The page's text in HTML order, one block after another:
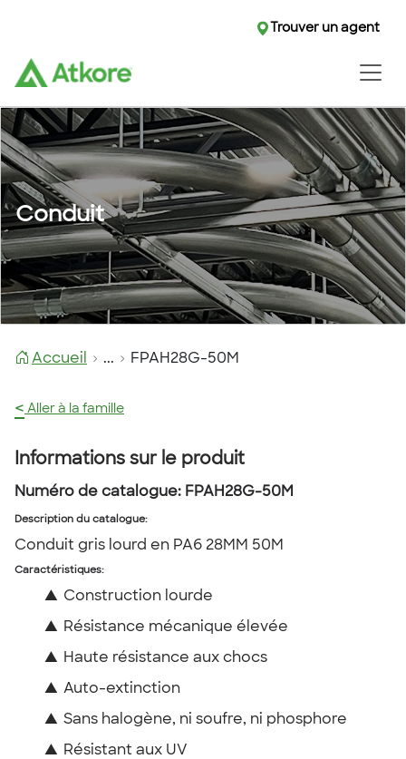
Trouver un agent
Conduit
Accueil ... FPAH28G-50M
< Aller à la famille
Informations sur le produit
Numéro de catalogue: FPAH28G-50M
Description du catalogue:
Conduit gris lourd en PA6 28MM 50M
Caractéristiques:
▲ Construction lourde
▲ Résistance mécanique élevée
▲ Haute résistance aux chocs
▲ Auto-extinction
▲ Sans halogène, ni soufre, ni phosphore
▲ Résistant aux UV